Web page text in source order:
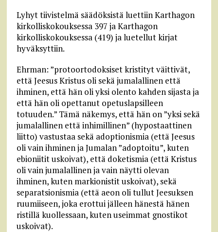
Lyhyt tiivistelmä säädöksistä luettiin Karthagon
kirkolliskokouksessa 397 ja Karthagon
kirkolliskokouksessa (419) ja luetellut kirjat
hyväksyttiin.
Ehrman: ”protoortodoksiset kristityt väittivät,
että Jeesus Kristus oli sekä jumalallinen että
ihminen, että hän oli yksi olento kahden sijasta ja
että hän oli opettanut opetuslapsilleen
totuuden.” Tämä näkemys, että hän on ”yksi sekä
jumalallinen että inhimillinen” (hypostaattinen
liitto) vastustaa sekä adoptionismia (että Jeesus
oli vain ihminen ja Jumalan ”adoptoitu”, kuten
ebioniitit uskoivat), että doketismia (että Kristus
oli vain jumalallinen ja vain näytti olevan
ihminen, kuten markionistit uskoivat), sekä
separatsionismia (että aeon oli tullut Jeesuksen
ruumiiseen, joka erottui jälleen hänestä hänen
ristillä kuollessaan, kuten useimmat gnostikot
uskoivat).